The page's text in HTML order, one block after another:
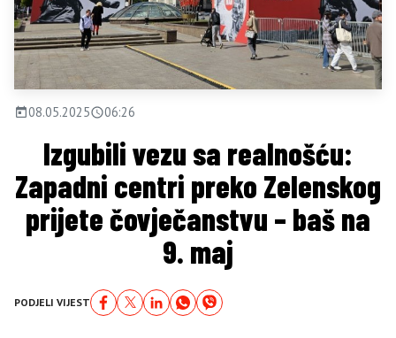
08.05.2025 06:26
Izgubili vezu sa realnošću:
Zapadni centri preko Zelenskog
prijete čovječanstvu – baš na
9. maj
PODJELI VIJEST